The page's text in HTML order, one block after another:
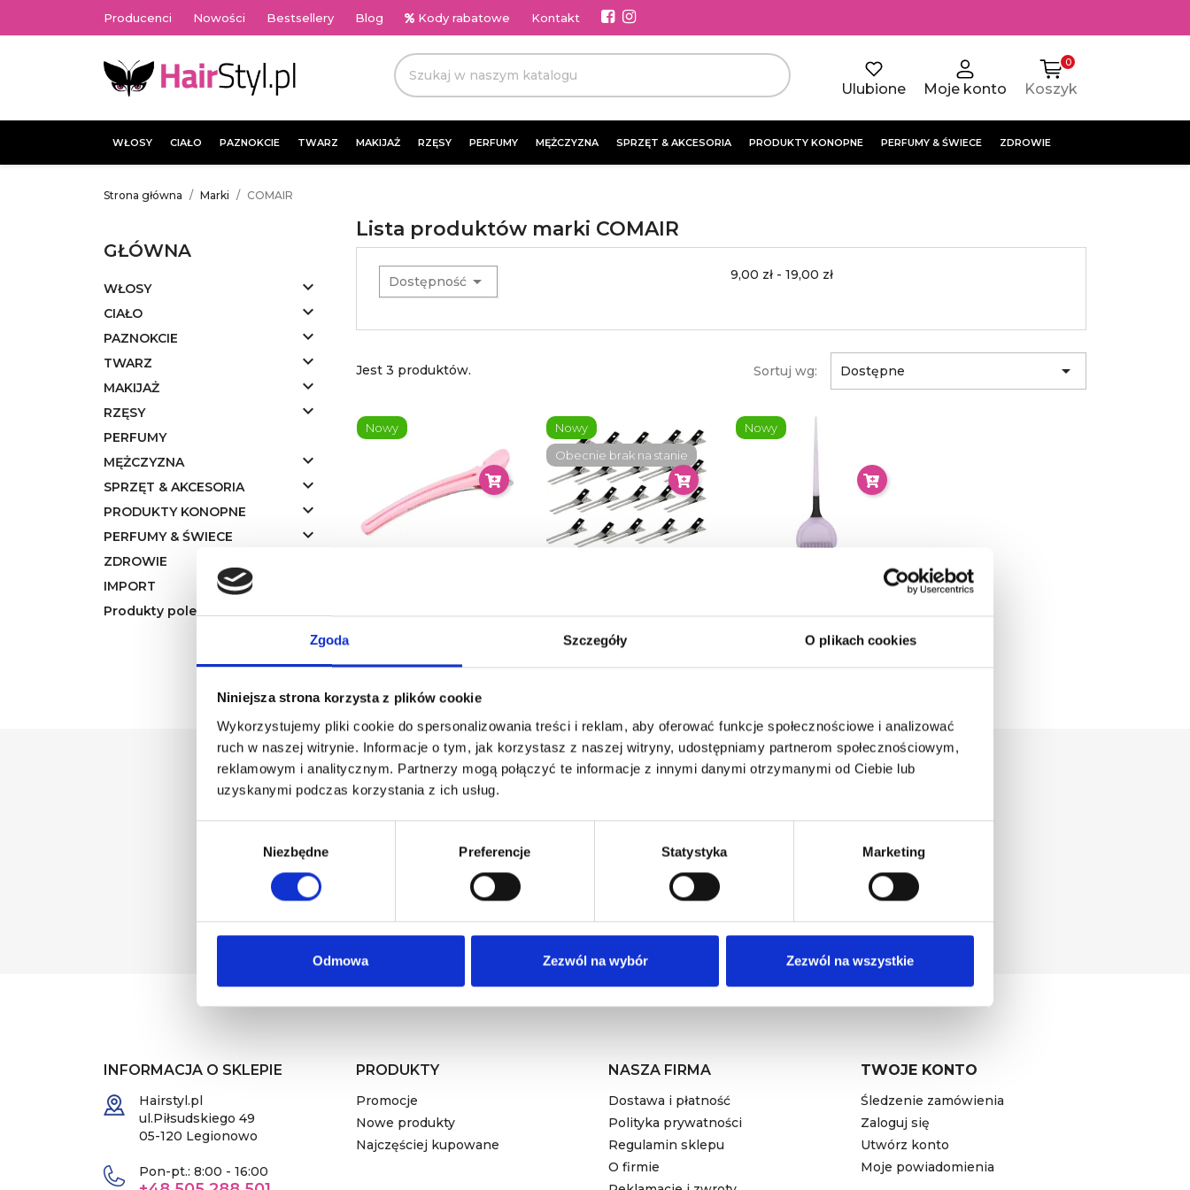
Zgoda Szczegóły O plikach cookies
Niniejsza strona korzysta z plików cookie
Wykorzystujemy pliki cookie do spersonalizowania treści i reklam, aby oferować funkcje społecznościowe i analizować
ruch w naszej witrynie. Informacje o tym, jak korzystasz z naszej witryny, udostępniamy partnerom społecznościowym,
reklamowym i analitycznym. Partnerzy mogą połączyć te informacje z innymi danymi otrzymanymi od Ciebie lub
uzyskanymi podczas korzystania z ich usług.
Niezbędne Preferencje Statystyka Marketing
Odmowa Zezwól na wybór Zezwól na wszystkie
Producenci Nowości Bestsellery Blog Kody rabatowe Kontakt
Koszyk
0
Moje konto
Ulubione
WŁOSY CIAŁO PAZNOKCIE TWARZ MAKIJAŻ RZĘSY PERFUMY MĘŻCZYZNA SPRZĘT & AKCESORIA PRODUKTY KONOPNE PERFUMY & ŚWIECE ZDROWIE
Strona główna Marki COMAIR
GŁÓWNA
WŁOSY 
CIAŁO 
PAZNOKCIE 
TWARZ 
MAKIJAŻ 
RZĘSY 
PERFUMY
MĘŻCZYZNA

SPRZĘT & AKCESORIA 
PRODUKTY KONOPNE 
PERFUMY & ŚWIECE 
ZDROWIE
IMPORT
Produkty polecane
Lista produktów marki COMAIR
Dostępność  9,00 zł - 19,00 zł
Jest 3 produktów. Sortuj wg: Dostępne 
Różowy Do Włosów 9.5
Nowy
Klipsy Dwuczęściowe
20...
19,00 zł
Nowy
Obecnie brak na stanie
Nakładania Maski /
9,00 zł
Nowy
Newsletter
Otrzymuj informację o nowościach i wyprzedażach
Możesz zrezygnować w każdej chwili. W tym celu należy odnaleźć szczegóły w naszej informacji prawnej. Wpisując adres
email wyrażasz zgodę na otrzymywanie drogą mailową informacji handlowych od administratora, zgodnie zPolityką
prywatności
INFORMACJA O SKLEPIE
Hairstyl.pl
ul.Piłsudskiego 49
05-120 Legionowo
Pon-pt.: 8:00 - 16:00
PRODUKTY
Promocje
Nowe produkty
Najczęściej kupowane
NASZA FIRMA
Dostawa i płatność
Polityka prywatności
Regulamin sklepu
O firmie
TWOJE KONTO
Śledzenie zamówienia
Zaloguj się
Utwórz konto
Moje powiadomienia